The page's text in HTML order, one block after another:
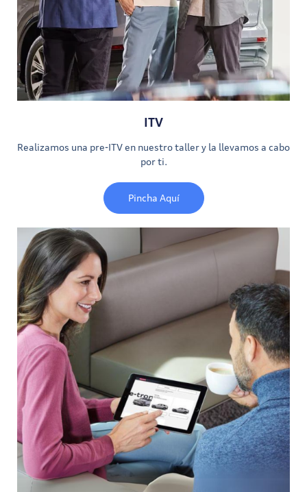
ITV
Realizamos una pre-ITV en nuestro taller y la llevamos a cabo
por ti.
Pincha Aquí